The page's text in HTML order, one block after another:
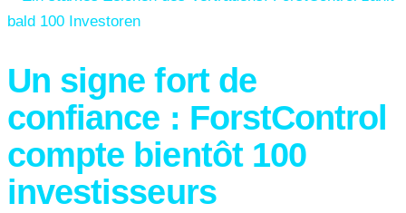
Un signe fort de
confiance : ForstControl
compte bientôt 100
investisseurs